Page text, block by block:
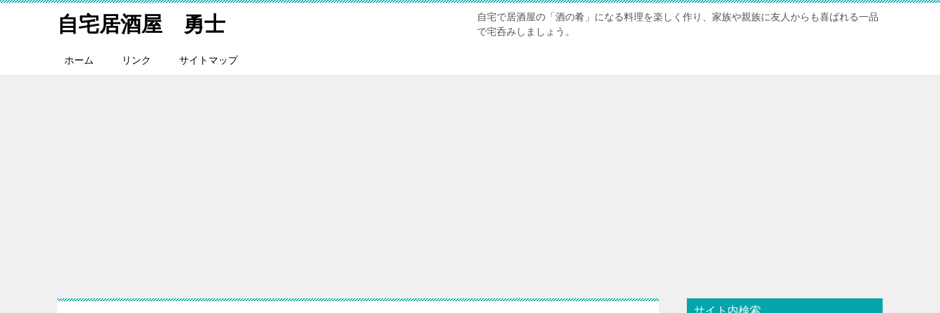
自宅居酒屋 勇士
自宅で居酒屋の「酒の肴」になる料理を楽しく作り、家族や親族に友人からも喜ばれる一品
で宅呑みしましょう。
ホーム リンク サイトマップ
サイト内検索